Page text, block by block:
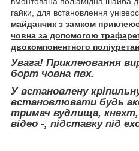
гайки, для встановлення
майданчик з замком
човна за допомогою
двокомпонентного
Увага! Приклеювання
борт човна пвх.
У встановлену
встановлювати будь
тримач вудлища,
відео -, підставку під